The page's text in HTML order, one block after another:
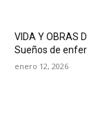
VIDA Y OBRAS
Sueños de
enero 12, 2026